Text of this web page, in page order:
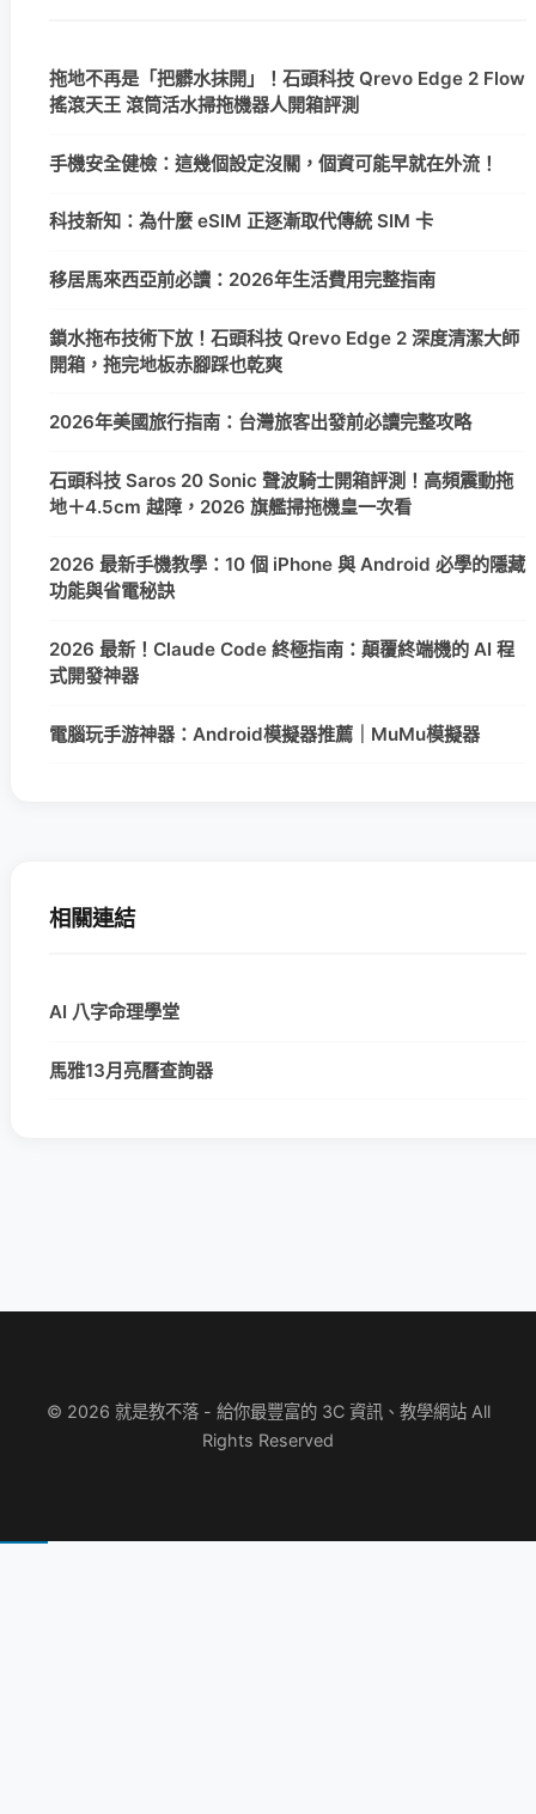
拖地不再是「把髒水抹開」！石頭科技 Qrevo Edge 2 Flow
搖滾天王 滾筒活水掃拖機器人開箱評測
手機安全健檢：這幾個設定沒關，個資可能早就在外流！
科技新知：為什麼 eSIM 正逐漸取代傳統 SIM 卡
移居馬來西亞前必讀：2026年生活費用完整指南
鎖水拖布技術下放！石頭科技 Qrevo Edge 2 深度清潔大師
開箱，拖完地板赤腳踩也乾爽
2026年美國旅行指南：台灣旅客出發前必讀完整攻略
石頭科技 Saros 20 Sonic 聲波騎士開箱評測！高頻震動拖
地＋4.5cm 越障，2026 旗艦掃拖機皇一次看
2026 最新手機教學：10 個 iPhone 與 Android 必學的隱藏
功能與省電秘訣
2026 最新！Claude Code 終極指南：顛覆終端機的 AI 程
式開發神器
電腦玩手游神器：Android模擬器推薦｜MuMu模擬器
相關連結
AI 八字命理學堂
馬雅13月亮曆查詢器
© 2026 就是教不落 - 給你最豐富的 3C 資訊、教學網站 All
Rights Reserved